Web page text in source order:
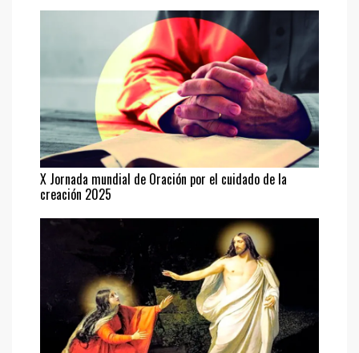
X Jornada mundial de Oración por el cuidado de la
creación 2025